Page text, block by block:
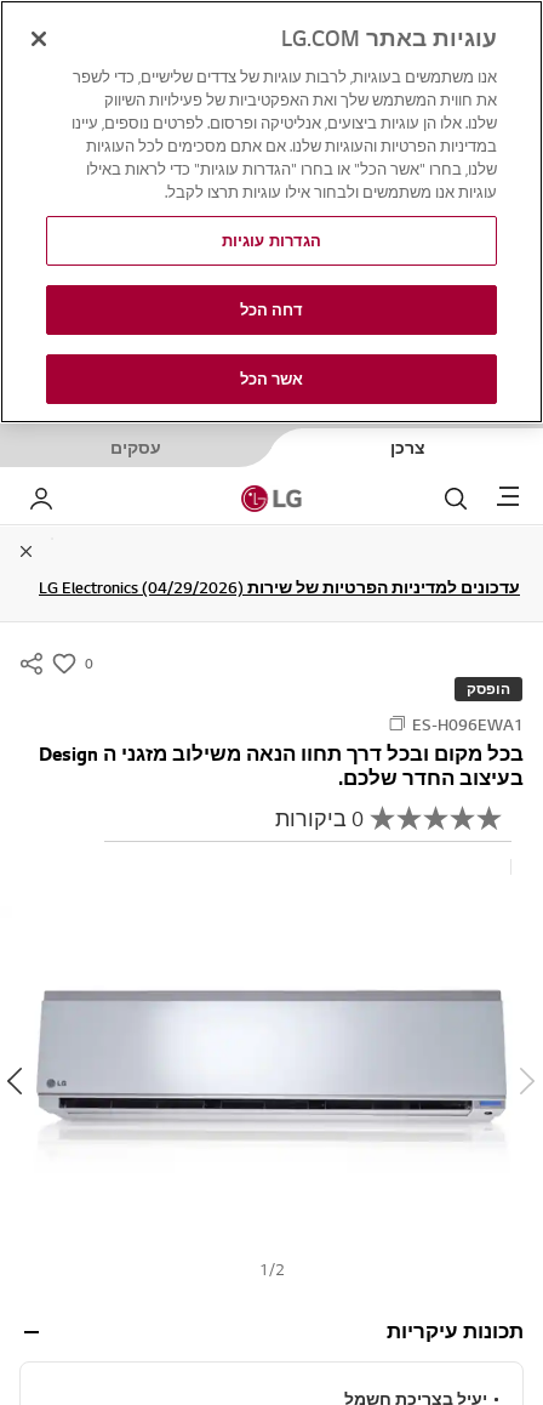
צרכן עסקים
Menu
עדכונים למדיניות הפרטיות של שירות LG Electronics (04/29/2026)
0
m
h
הופסק
ES-H096EWA1
בכל מקום ובכל דרך תחוו הנאה משילוב מזגני ה Design
בעיצוב החדר שלכם.
א
י
ו
ו
ר
0 ביקורות
1/2
תכונות עיקריות
יעיל בצריכת חשמל
עוגיות באתר LG.COM
אנו משתמשים בעוגיות, לרבות עוגיות של צדדים שלישיים, כדי לשפר
את חווית המשתמש שלך ואת האפקטיביות של פעילויות השיווק
שלנו. אלו הן עוגיות ביצועים, אנליטיקה ופרסום. לפרטים נוספים, עיינו
במדיניות הפרטיות והעוגיות שלנו. אם אתם מסכימים לכל העוגיות
שלנו, בחרו "אשר הכל" או בחרו "הגדרות עוגיות" כדי לראות באילו
עוגיות אנו משתמשים ולבחור אילו עוגיות תרצו לקבל.
הגדרות עוגיות
דחה הכל
אשר הכל